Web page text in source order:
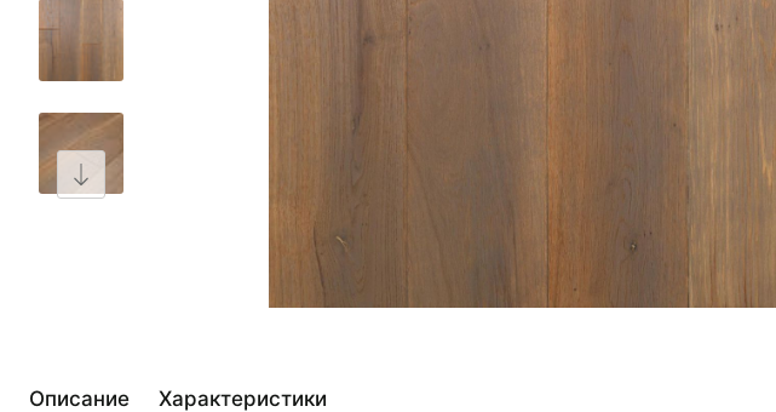
Описание Характеристики